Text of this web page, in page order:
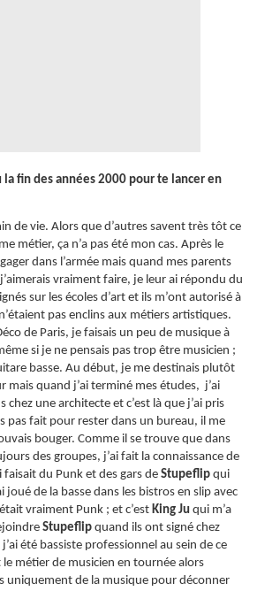
fin des années 2000 pour te lancer en
de vie. Alors que d’autres savent très tôt ce
métier, ça n’a pas été mon cas. Après le
dans l’armée mais quand mes parents
vraiment faire, je leur ai répondu du
sur les écoles d’art et ils m’ont autorisé à
pas enclins aux métiers artistiques.
de Paris, je faisais un peu de musique à
si je ne pensais pas trop être musicien ;
basse. Au début, je me destinais plutôt
mais quand j’ai terminé mes études, j’ai
une architecte et c’est là que j’ai pris
pas fait pour rester dans un bureau, il me
bouger. Comme il se trouve que dans
des groupes, j’ai fait la connaissance de
faisait du Punk et des gars de Stupeflip qui
joué de la basse dans les bistros en slip avec
vraiment Punk ; et c’est King Ju qui m’a
Stupeflip quand ils ont signé chez
été bassiste professionnel au sein de ce
métier de musicien en tournée alors
uniquement de la musique pour déconner